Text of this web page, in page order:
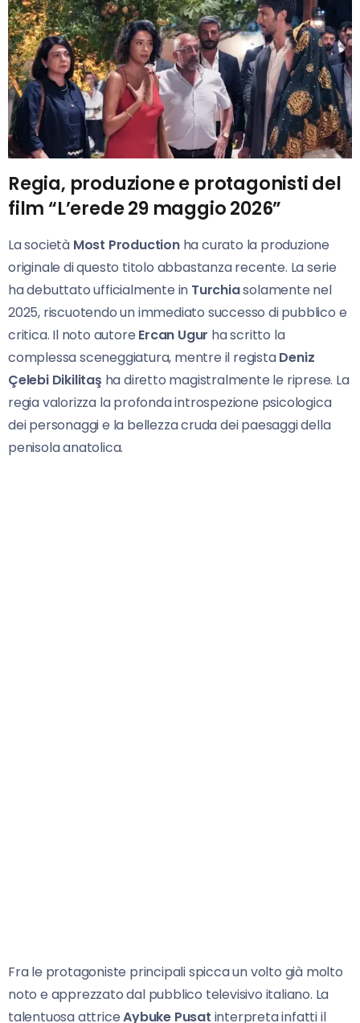
Regia, produzione e protagonisti del
film “L’erede 29 maggio 2026”
La società Most Productionha curato la produzione
originale di questo titolo abbastanza recente. La serie
ha debuttato ufficialmente in Turchiasolamente nel
2025, riscuotendo un immediato successo di pubblico e
critica. Il noto autore Ercan Ugur ha scritto la
complessa sceneggiatura, mentre il registaDeniz
Çelebi Dikilitaş ha diretto magistralmente le riprese. La
regia valorizza la profonda introspezione psicologica
dei personaggi e la bellezza cruda dei paesaggi della
penisola anatolica.
Fra le protagoniste principali spicca un volto già molto
noto e apprezzato dal pubblico televisivo italiano. La
talentuosa attriceAybuke Pusat interpreta infatti il